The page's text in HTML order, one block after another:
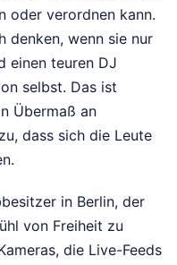
oder verordnen kann.
denken, wenn sie nur
einen teuren DJ
selbst. Das ist
Übermaß an
dass sich die Leute
in Berlin, der
von Freiheit zu
die Live-Feeds